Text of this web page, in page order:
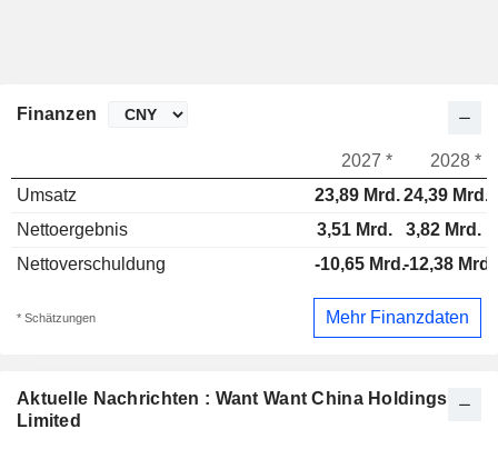
Aktuelle Nachrichten : Want Want China Holdings
Limited
Finanzen
2027 *
2028 *
Umsatz
23,89 Mrd.24,39 Mrd.
Nettoergebnis
3,51 Mrd.
3,82 Mrd.
Nettoverschuldung
-10,65 Mrd.-12,38 Mrd.
* Schätzungen Mehr Finanzdaten